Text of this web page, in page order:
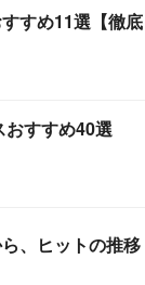
すめ11選【徹底
すすめ40選
、ヒットの推移